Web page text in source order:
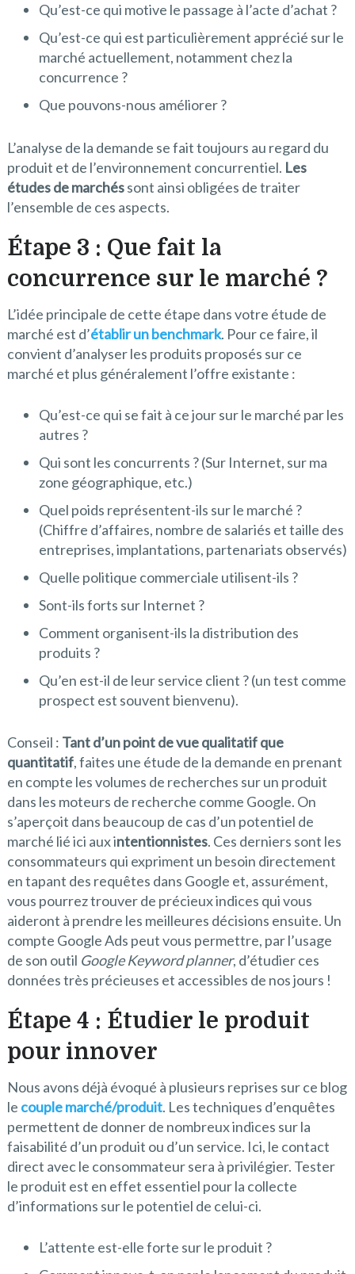
Qu’est-ce qui motive le passage à l’acte d’achat ?
Qu’est-ce qui est particulièrement apprécié sur le
marché actuellement, notamment chez la
concurrence ?
Que pouvons-nous améliorer ?
L’analyse de la demande se fait toujours au regard du
produit et de l’environnement concurrentiel. Les
études de marchéssont ainsi obligées de traiter
l’ensemble de ces aspects.
Étape 3 : Que fait la
concurrence sur le marché ?
L’idée principale de cette étape dans votre étude de
marché est d’établir un benchmark. Pour ce faire, il
convient d’analyser les produits proposés sur ce
marché et plus généralement l’offre existante :
Qu’est-ce qui se fait à ce jour sur le marché par les
autres ?
Qui sont les concurrents ? (Sur Internet, sur ma
zone géographique, etc.)
Quel poids représentent-ils sur le marché ?
(Chiffre d’affaires, nombre de salariés et taille des
entreprises, implantations, partenariats observés)
Quelle politique commerciale utilisent-ils ?
Sont-ils forts sur Internet ?
Comment organisent-ils la distribution des
produits ?
Qu’en est-il de leur service client ? (un test comme
prospect est souvent bienvenu).
Conseil : Tant d’un point de vue qualitatif que
quantitatif, faites une étude de la demande en prenant
en compte les volumes de recherches sur un produit
dans les moteurs de recherche comme Google. On
s’aperçoit dans beaucoup de cas d’un potentiel de
marché lié ici aux intentionnistes. Ces derniers sont les
consommateurs qui expriment un besoin directement
en tapant des requêtes dans Google et, assurément,
vous pourrez trouver de précieux indices qui vous
aideront à prendre les meilleures décisions ensuite. Un
compte Google Ads peut vous permettre, par l’usage
de son outil Google Keyword planner, d’étudier ces
données très précieuses et accessibles de nos jours !
Étape 4 : Étudier le produit
pour innover
Nous avons déjà évoqué à plusieurs reprises sur ce blog
le couple marché/produit. Les techniques d’enquêtes
permettent de donner de nombreux indices sur la
faisabilité d’un produit ou d’un service. Ici, le contact
direct avec le consommateur sera à privilégier. Tester
le produit est en effet essentiel pour la collecte
d’informations sur le potentiel de celui-ci.
L’attente est-elle forte sur le produit ?